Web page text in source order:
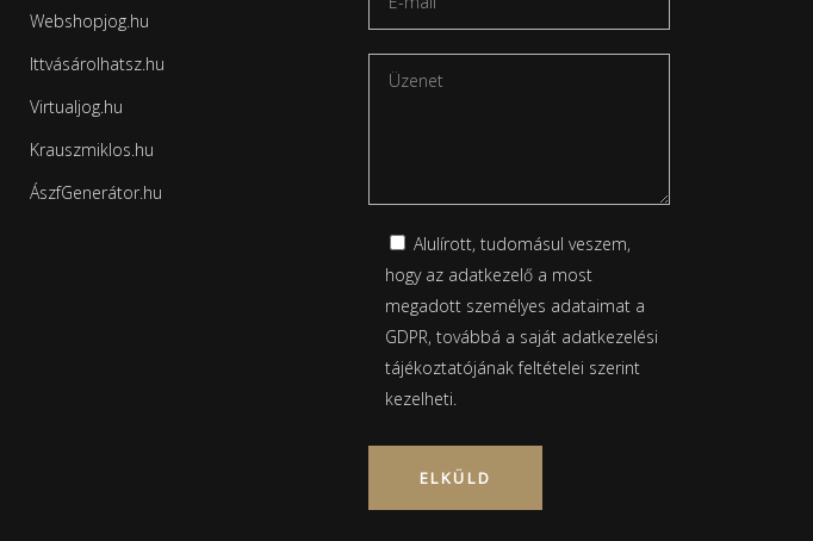
Webshopjog.hu
Ittvásárolhatsz.hu
Virtualjog.hu
Krauszmiklos.hu
ÁszfGenerátor.hu
Alulírott, tudomásul veszem,
hogy az adatkezelő a most
megadott személyes adataimat a
GDPR, továbbá a saját adatkezelési
tájékoztatójánakfeltételei szerint
kezelheti.